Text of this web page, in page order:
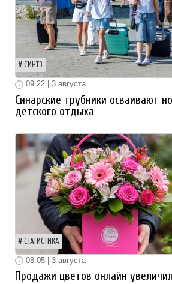
СИНТЗ
09:22 | 3 августа
Синарские трубники осваивают
детского отдыха
СТАТИСТИКА
08:05 | 3 августа
Продажи цветов онлайн